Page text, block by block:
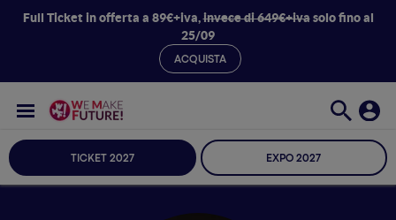
Full Ticket in offerta a 89€+iva,invece di 649€+ivasolo fino al
25/09
ACQUISTA
TICKET 2027 EXPO 2027